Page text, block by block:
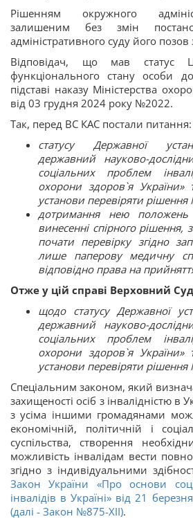
Рішенням окружного
залишеним без змін
адміністративного суду його
Відповідач, що мав статус
функціонального стану особи
підставі наказу Міністерства
від 03 грудня 2024 року №2022.
Так, перед ВС КАС постали питання:
статусу Державної
державний науково-
соціальних проблем
охорони здоров`я України»
установи перевіряти
дотримання нею положень
винесенні спірного рішення,
почати перевірку згідно
лише паперову медичну
відповідно права на
Отже у цій справі Верховний
щодо статусу Державної
державний науково-
соціальних проблем
охорони здоров`я України»
установи перевіряти
Спеціальним законом, який
захищеності осіб з інвалідністю в
з усіма іншими громадянами
економічній, політичній і
суспільства, створення
можливість інвалідам вести
згідно з індивідуальними
Закон України «Про основи
інвалідів в Україні» від 21
(далі - Закон №875-ХІІ).